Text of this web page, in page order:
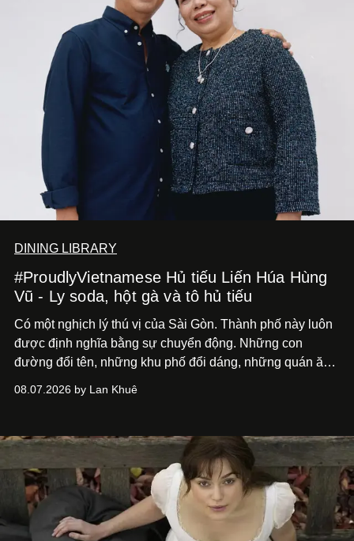
DINING LIBRARY
#ProudlyVietnamese Hủ tiếu Liến Húa Hùng
Vũ - Ly soda, hột gà và tô hủ tiếu
Có một nghịch lý thú vị của Sài Gòn. Thành phố này luôn
được định nghĩa bằng sự chuyển động. Những con
đường đổi tên, những khu phố đổi dáng, những quán ăn
08.07.2026 by Lan Khuê